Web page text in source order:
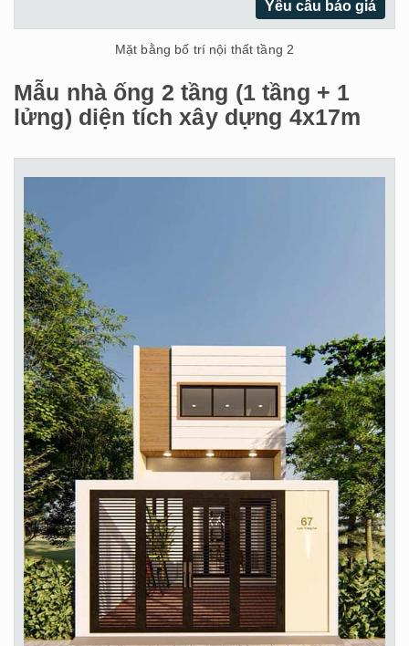
Yêu cầu báo giá
Mặt bằng bố trí nội thất tầng 2
Mẫu nhà ống 2 tầng (1 tầng + 1
lửng) diện tích xây dựng 4x17m